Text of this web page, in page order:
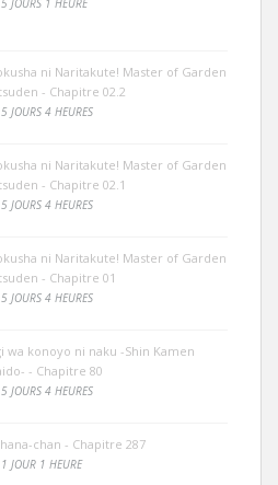
JOURS 1 HEURE
ni Naritakute! Master of Garden
- Chapitre 02.2
JOURS 4 HEURES
ni Naritakute! Master of Garden
- Chapitre 02.1
JOURS 4 HEURES
ni Naritakute! Master of Garden
- Chapitre 01
JOURS 4 HEURES
wa konoyo ni naku -Shin Kamen
- Chapitre 80
JOURS 4 HEURES
chan - Chapitre 287
JOUR 1 HEURE